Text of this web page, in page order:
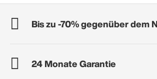
Bis zu -70% gegenüber dem
24 Monate Garantie